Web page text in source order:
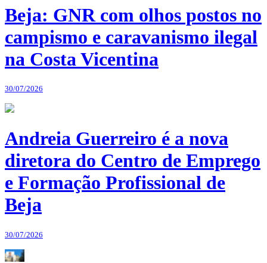
Beja: GNR com olhos postos no
campismo e caravanismo ilegal
na Costa Vicentina
30/07/2026
Andreia Guerreiro é a nova
diretora do Centro de Emprego
e Formação Profissional de
Beja
30/07/2026